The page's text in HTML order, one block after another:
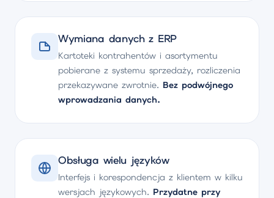
Wymiana danych z ERP
Kartoteki kontrahentów i asortymentu
pobierane z systemu sprzedaży, rozliczenia
przekazywane zwrotnie. Bez podwójnego
wprowadzania danych.
Obsługa wielu języków
Interfejs i korespondencja z klientem w kilku
wersjach językowych. Przydatne przy